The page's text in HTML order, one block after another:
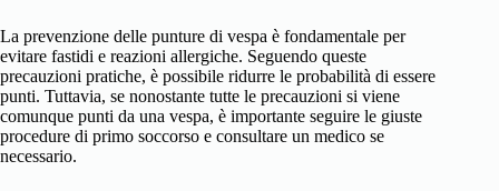
La prevenzione delle punture di vespa è fondamentale per
evitare fastidi e reazioni allergiche. Seguendo queste
precauzioni pratiche, è possibile ridurre le probabilità di essere
punti. Tuttavia, se nonostante tutte le precauzioni si viene
comunque punti da una vespa, è importante seguire le giuste
procedure di primo soccorso e consultare un medico se
necessario.